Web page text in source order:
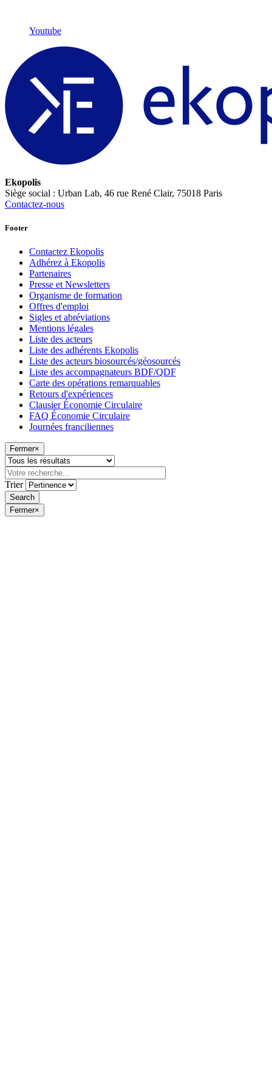
Youtube
Ekopolis
Siège social : Urban Lab, 46 rue René Clair, 75018 Paris
Contactez-nous
Footer
Contactez Ekopolis
Adhérez à Ekopolis
Partenaires
Presse et Newsletters
Organisme de formation
Offres d'emploi
Sigles et abréviations
Mentions légales
Liste des acteurs
Liste des adhérents Ekopolis
Liste des acteurs biosourcés/géosourcés
Liste des accompagnateurs BDF/QDF
Carte des opérations remarquables
Retours d'expériences
Clausier Économie Circulaire
FAQ Économie Circulaire
Journées franciliennes
Fermer×
Trier
Fermer×